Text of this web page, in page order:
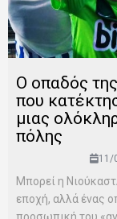
Ο οπαδός
που
μιας
πόλης
11/
Μπορεί η
εποχή, αλλά ένας